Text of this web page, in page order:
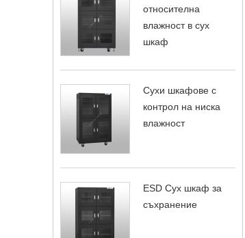
относителна
влажност в сух
шкаф
Сухи шкафове с
контрол на ниска
влажност
ESD Сух шкаф за
съхранение